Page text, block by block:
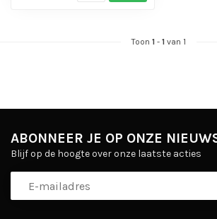
Toon 1- 1van 1
ABONNEER JE OP ONZE
Blijf op de hoogte over onze laatste acties